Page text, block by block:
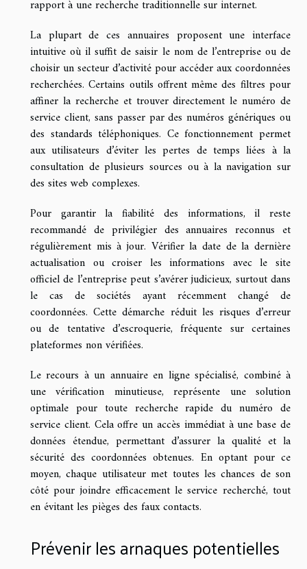
rapport à une recherche traditionnelle sur internet.
La plupart de ces annuaires proposent une interface
intuitive où il suffit de saisir le nom de l’entreprise ou de
choisir un secteur d’activité pour accéder aux coordonnées
recherchées. Certains outils offrent même des filtres pour
affiner la recherche et trouver directement le numéro de
service client, sans passer par des numéros génériques ou
des standards téléphoniques. Ce fonctionnement permet
aux utilisateurs d’éviter les pertes de temps liées à la
consultation de plusieurs sources ou à la navigation sur
des sites web complexes.
Pour garantir la fiabilité des informations, il reste
recommandé de privilégier des annuaires reconnus et
régulièrement mis à jour. Vérifier la date de la dernière
actualisation ou croiser les informations avec le site
officiel de l’entreprise peut s’avérer judicieux, surtout dans
le cas de sociétés ayant récemment changé de
coordonnées. Cette démarche réduit les risques d’erreur
ou de tentative d’escroquerie, fréquente sur certaines
plateformes non vérifiées.
Le recours à un annuaire en ligne spécialisé, combiné à
une vérification minutieuse, représente une solution
optimale pour toute recherche rapide du numéro de
service client. Cela offre un accès immédiat à une base de
données étendue, permettant d’assurer la qualité et la
sécurité des coordonnées obtenues. En optant pour ce
moyen, chaque utilisateur met toutes les chances de son
côté pour joindre efficacement le service recherché, tout
en évitant les pièges des faux contacts.
Prévenir les arnaques potentielles